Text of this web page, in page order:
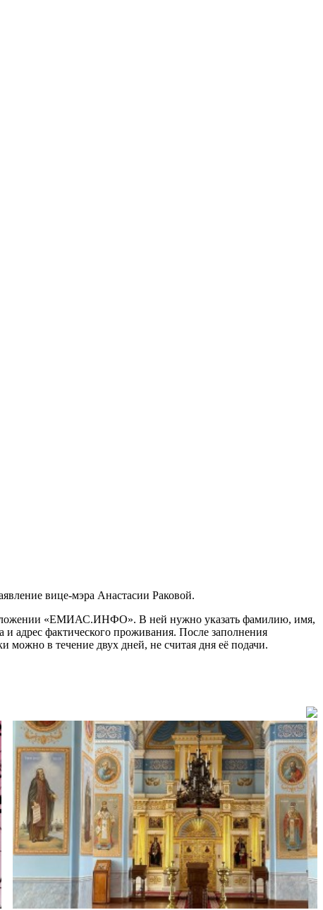
вице-мэра Анастасии Раковой.
«ЕМИАС.ИНФО». В ней нужно указать фамилию, имя,
адрес фактического проживания. После заполнения
можно в течение двух дней, не считая дня её подачи.